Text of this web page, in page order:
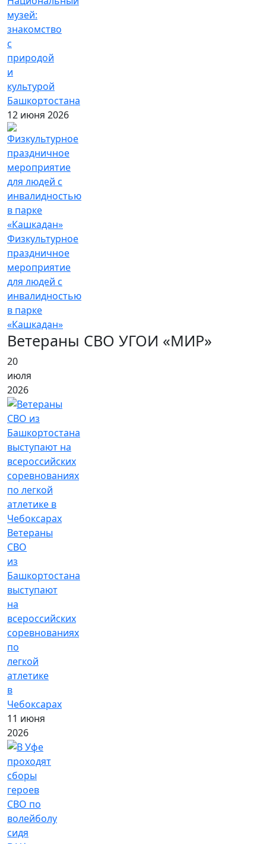
музей:
знакомство
с
природой
и
культурой
Башкортостана
12 июня 2026
Физкультурное
праздничное
мероприятие
для людей с
инвалидностью
в парке
«Кашкадан»
Ветераны СВО УГОИ «МИР»
20
июля
2026
Ветераны
СВО
из
Башкортостана
выступают
на
всероссийских
соревнованиях
по
легкой
атлетике
в
Чебоксарах
11 июня
2026